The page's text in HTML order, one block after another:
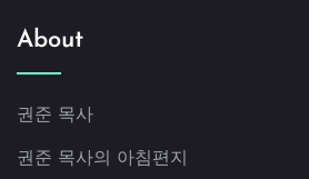
About
권준 목사
권준 목사의 아침편지